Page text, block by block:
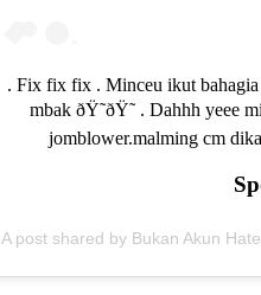
. Fix fix fix . Minceu ikut
mbak ðŸ˜ðŸ˜ . Dahhh
jomblower.malming cm
A post shared by Bukan Akun